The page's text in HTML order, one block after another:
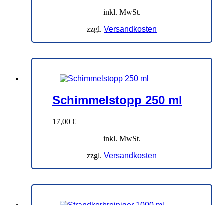
inkl. MwSt.
zzgl. Versandkosten
Schimmelstopp 250 ml
17,00 €
inkl. MwSt.
zzgl. Versandkosten